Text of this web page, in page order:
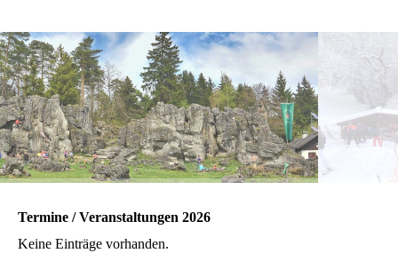
Termine / Veranstaltungen 2026
Keine Einträge vorhanden.